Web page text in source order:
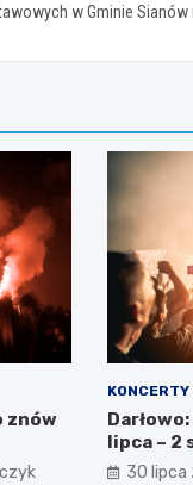
w Gminie Sianów
znów
KONCERTY
lipca –
30 lipca